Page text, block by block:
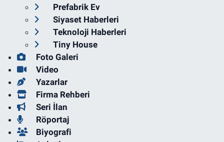
Prefabrik Ev
Siyaset Haberleri
Teknoloji Haberleri
Tiny House
Foto Galeri
Video
Yazarlar
Firma Rehberi
Seri İlan
Röportaj
Biyografi